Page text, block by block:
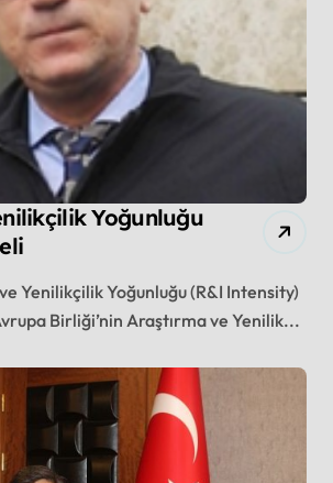
Yoğunluğu
Birliği’nin Araştırma ve Yenilik...